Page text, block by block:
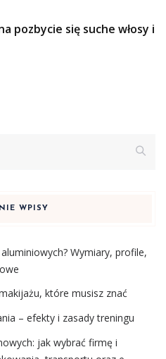
pozbycie się suche włosy i
WPISY
Wymiary, profile,
które musisz znać
– efekty i zasady treningu
jak wybrać firmę i